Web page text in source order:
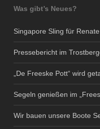
Was gibt’s Neues?
Singapore Sling für Renate
Pressebericht im
„De Freeske Pott“ wird
Segeln genießen im
Wir bauen unsere Boote